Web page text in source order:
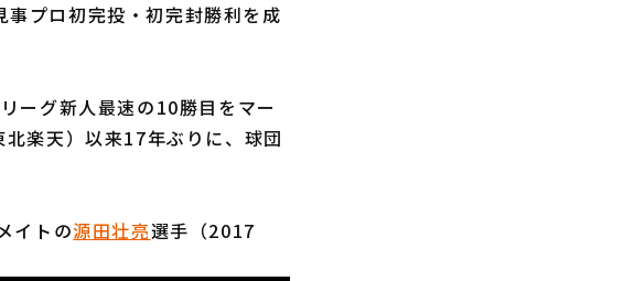
プロ初完投・初完封勝利を成
ーグ新人最速の10勝目をマー
北楽天）以来17年ぶりに、球団
イトの源田壮亮選手（2017